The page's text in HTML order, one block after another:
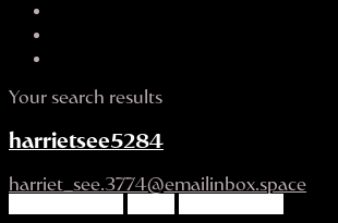
Your search results
harrietsee5284
harriet_see.3774@emailinbox.space